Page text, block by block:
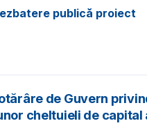
publică proiect
de Guvern
cheltuieli de